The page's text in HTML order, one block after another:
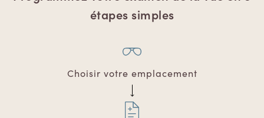
étapes simples
Choisir votre emplacement